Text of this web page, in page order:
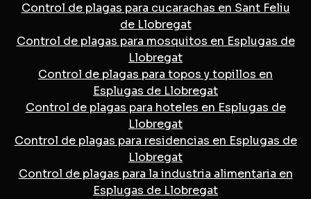
Control de plagas para cucarachas en Sant Feliu
de Llobregat
Control de plagas para mosquitos en Esplugas de
Llobregat
Control de plagas para topos y topillos en
Esplugas de Llobregat
Control de plagas para hoteles en Esplugas de
Llobregat
Control de plagas para residencias en Esplugas de
Llobregat
Control de plagas para la industria alimentaria en
Esplugas de Llobregat